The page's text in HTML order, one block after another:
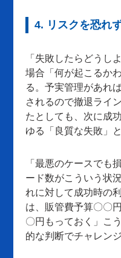
4. リスクを恐れ
「失敗したらどうし
場合「何が起こるか
る。予実管理があれ
されるので撤退ライ
たとしても、次に成
ゆる「良質な失敗」
「最悪のケースでも
ード数がこういう状
れに対して成功時の
は、販管費予算〇〇
〇円もっておく」こ
的な判断でチャレン